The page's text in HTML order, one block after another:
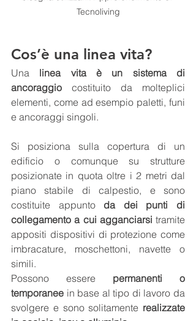
Tecnoliving
Cos’è una linea vita?
Una linea vita è un sistema di
ancoraggio costituito da molteplici
elementi, come ad esempio paletti, funi
e ancoraggi singoli.
Si posiziona sulla copertura di un
edificio o comunque su strutture
posizionate in quota oltre i 2 metri dal
piano stabile di calpestio, e sono
costituite appunto da dei punti di
collegamento a cui agganciarsi tramite
appositi dispositivi di protezione come
imbracature, moschettoni, navette o
simili.
Possono essere permanenti o
temporanee in base al tipo di lavoro da
svolgere e sono solitamente realizzate